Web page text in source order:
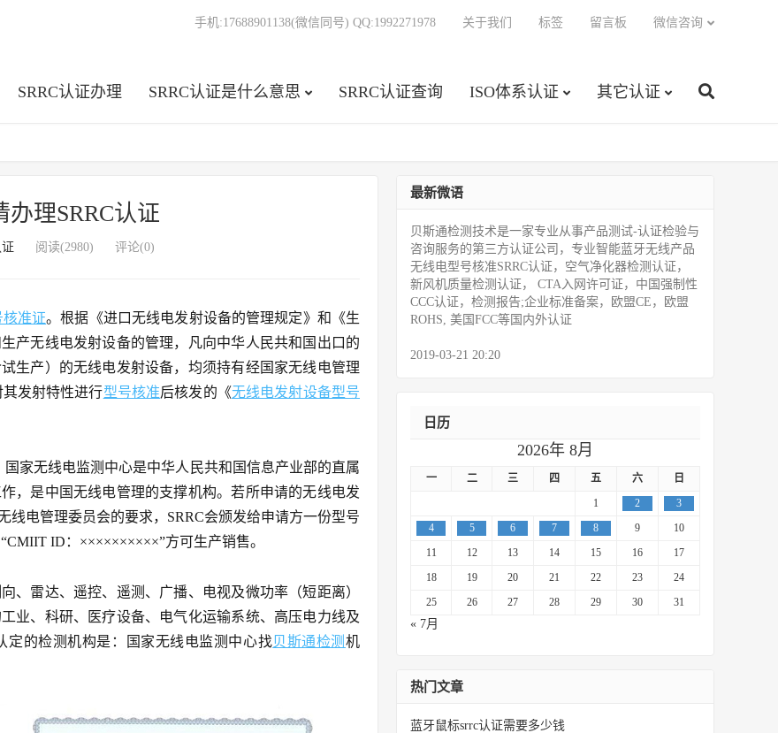
SRRC认证办理 SRRC认证是什么意思 SRRC认证查询 ISO体系认证 其它认证
手机:17688901138(微信同号) QQ:1992271978 关于我们 标签 留言板 微信咨询
办理SRRC认证
证 阅读(2980) 评论(0)
核准证。根据《进口无线电发射设备的管理规定》和《生
产无线电发射设备的管理，凡向中华人民共和国出口的
生产）的无线电发射设备，均须持有经国家无线电管理
其发射特性进行型号核准后核发的《无线电发射设备型号
家无线电监测中心是中华人民共和国信息产业部的直属
，是中国无线电管理的支撑机构。若所申请的无线电发
电管理委员会的要求，SRRC会颁发给申请方一份型号
ID：××××××××××”方可生产销售。
、雷达、遥控、遥测、广播、电视及微功率（短距离）
业、科研、医疗设备、电气化运输系统、高压电力线及
定的检测机构是：国家无线电监测中心找贝斯通检测机
最新微语
贝斯通检测技术是一家专业从事产品测试­-认证检验与
咨询服务的第三方认证公司，专业智能蓝牙无线产品
无线电型号核准SRRC认证，空气净化器检测认证，
新风机质量检测认证， CTA入网许可证，中国强制性
CCC认证，检测报告;企业标准备案，欧盟CE，欧盟
ROHS, 美国FCC等国内外认证
2019-03-21 20:20
日历
2026年 8月
一 二 三 四 五 六
日
1
2
3
4
5 6 7 8 9
10
11
12 13 14 15 16
17
18
19 20 21 22 23
24
25
26 27 28 29 30 31
« 7月
热门文章
蓝牙鼠标srrc认证需要多少钱